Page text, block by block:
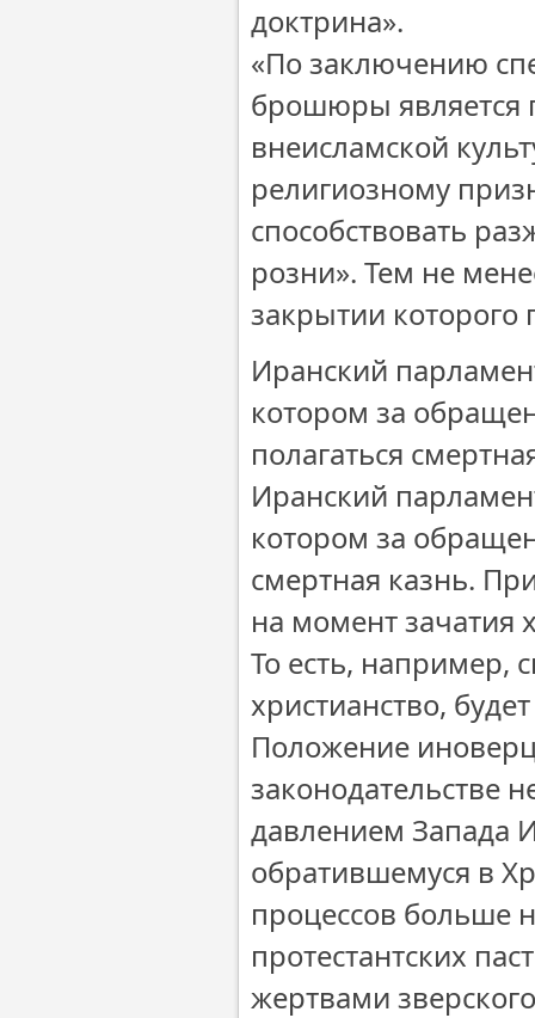
доктрина».
«По заключению
брошюры является
внеисламской
религиозному
способствовать
розни». Тем не
закрытии
Иранский
котором за
полагаться
Иранский
котором за
смертная казнь.
на момент зачатия
То есть, например,
христианство,
Положение
законодательстве
давлением Запада
обратившемуся в
процессов больше
протестантских
жертвами